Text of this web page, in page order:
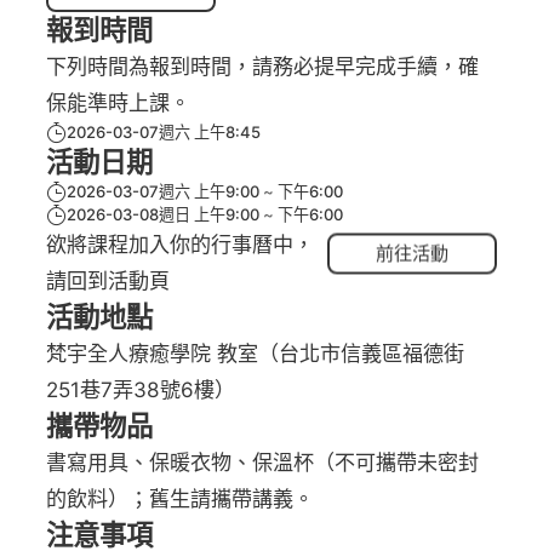
報到時間
下列時間為報到時間，請務必提早完成手續，確
保能準時上課。
2026-03-07週六 上午8:45
活動日期
2026-03-07週六 上午9:00
下午6:00
2026-03-08週日 上午9:00
下午6:00
欲將課程加入你的行事曆中，
請回到活動頁
前往活動
活動地點
梵宇全人療癒學院 教室（台北市信義區福德街
251巷7弄38號6樓）
攜帶物品
書寫用具、保暖衣物、保溫杯（不可攜帶未密封
的飲料）；舊生請攜帶講義。
注意事項